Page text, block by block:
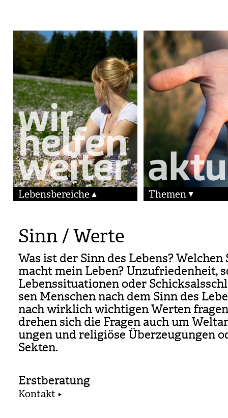
Lebensbereiche Themen
Sinn / Werte
Was ist der Sinn des Lebens? Wel­chen
macht mein Leben? Unzu­frie­den­heit,
Lebens­si­tua­tio­nen oder
sen Men­schen nach dem Sinn des
nach wirk­lich wich­ti­gen Wer­ten
dre­hen sich die Fra­gen auch um
un­gen und reli­giöse Über­zeu­gun­gen
Sek­ten.
Erstberatung
Kontakt